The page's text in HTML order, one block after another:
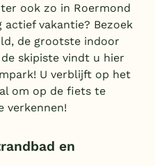
ook zo in Roermond
vakantie? Bezoek
de grootste indoor
skipiste vindt u hier
U verblijft op het
om op de fiets te
verkennen!
en